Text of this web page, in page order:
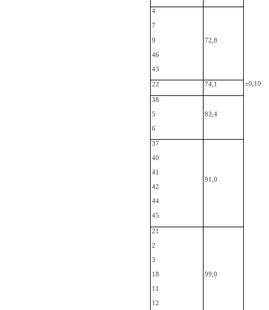
4
7
9
46
72,8
43
22 74,1 ±0,10
38
5
6
83,4
37
40
41
42
91,0
44
45
21
2
3
18
11
99,0
12